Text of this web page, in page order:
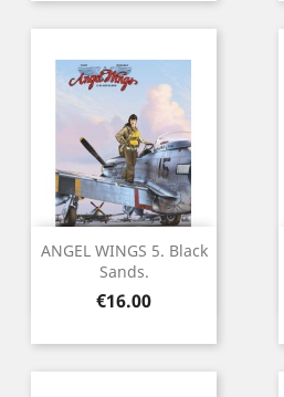
ANGEL WINGS 5. Black
Sands.
Price
€16.00